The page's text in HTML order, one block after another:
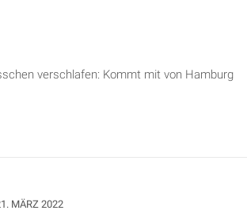
verschlafen: Kommt mit von Hamburg
MÄRZ 2022